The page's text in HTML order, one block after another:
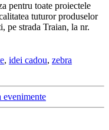
pentru toate proiectele
tuturor produselor
pe strada Traian, la nr.
, idei cadou, zebra
evenimente